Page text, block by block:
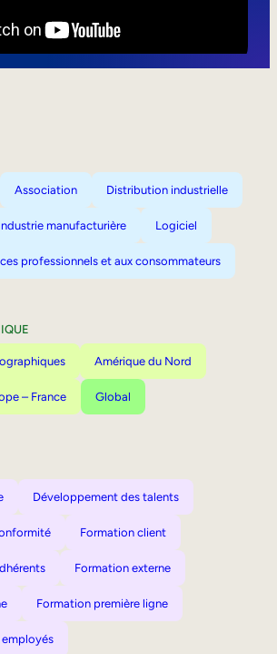
Association Distribution industrielle
manufacturière Logiciel
professionnels et aux consommateurs
Amérique du Nord
– France Global
Développement des talents
Formation client
Formation externe
Formation première ligne